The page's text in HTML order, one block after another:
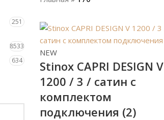
251
8533
634
NEW
Stinox CAPRI DESIGN V
1200 / 3 / сатин с
комплектом
подключения (2)